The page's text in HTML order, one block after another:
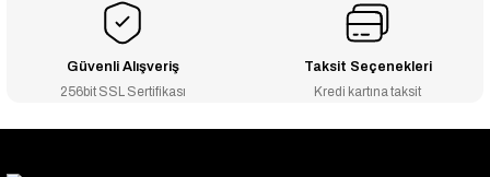
Güvenli Alışveriş
256bit SSL Sertifikası
Taksit Seçenekleri
Kredi kartına taksit